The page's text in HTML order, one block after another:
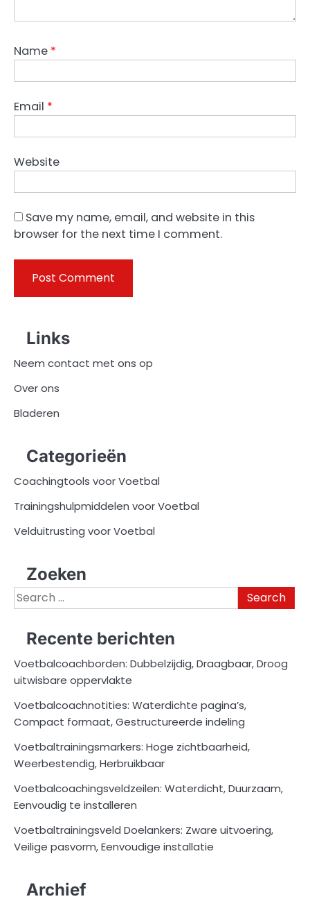
Name *
Email *
Website
Save my name, email, and website in this
browser for the next time I comment.
Links
Neem contact met ons op
Over ons
Bladeren
Categorieën
Coachingtools voor Voetbal
Trainingshulpmiddelen voor Voetbal
Velduitrusting voor Voetbal
Zoeken
Search
for:
Recente berichten
Voetbalcoachborden: Dubbelzijdig, Draagbaar, Droog
uitwisbare oppervlakte
Voetbalcoachnotities: Waterdichte pagina’s,
Compact formaat, Gestructureerde indeling
Voetbaltrainingsmarkers: Hoge zichtbaarheid,
Weerbestendig, Herbruikbaar
Voetbalcoachingsveldzeilen: Waterdicht, Duurzaam,
Eenvoudig te installeren
Voetbaltrainingsveld Doelankers: Zware uitvoering,
Veilige pasvorm, Eenvoudige installatie
Archief